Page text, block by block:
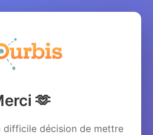
🫶
difficile décision de mettre